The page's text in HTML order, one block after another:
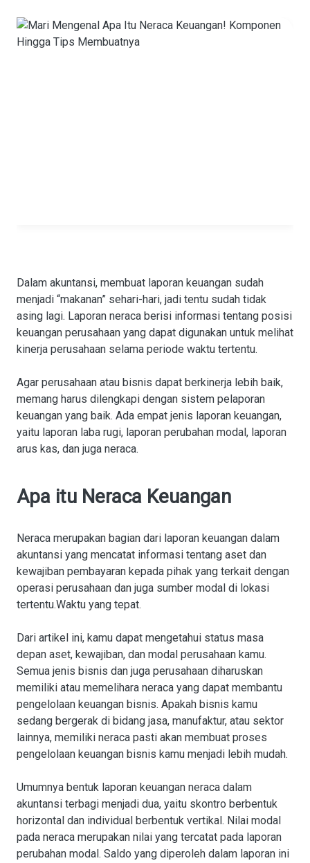
Dalam akuntansi, membuat laporan keuangan sudah
menjadi “makanan” sehari-hari, jadi tentu sudah tidak
asing lagi. Laporan neraca berisi informasi tentang posisi
keuangan perusahaan yang dapat digunakan untuk melihat
kinerja perusahaan selama periode waktu tertentu.
Agar perusahaan atau bisnis dapat berkinerja lebih baik,
memang harus dilengkapi dengan sistem pelaporan
keuangan yang baik. Ada empat jenis laporan keuangan,
yaitu laporan laba rugi, laporan perubahan modal, laporan
arus kas, dan juga neraca.
Apa itu Neraca Keuangan
Neraca merupakan bagian dari laporan keuangan dalam
akuntansi yang mencatat informasi tentang aset dan
kewajiban pembayaran kepada pihak yang terkait dengan
operasi perusahaan dan juga sumber modal di lokasi
tertentu.Waktu yang tepat.
Dari artikel ini, kamu dapat mengetahui status masa
depan aset, kewajiban, dan modal perusahaan kamu.
Semua jenis bisnis dan juga perusahaan diharuskan
memiliki atau memelihara neraca yang dapat membantu
pengelolaan keuangan bisnis. Apakah bisnis kamu
sedang bergerak di bidang jasa, manufaktur, atau sektor
lainnya, memiliki neraca pasti akan membuat proses
pengelolaan keuangan bisnis kamu menjadi lebih mudah.
Umumnya bentuk laporan keuangan neraca dalam
akuntansi terbagi menjadi dua, yaitu skontro berbentuk
horizontal dan individual berbentuk vertikal. Nilai modal
pada neraca merupakan nilai yang tercatat pada laporan
perubahan modal. Saldo yang diperoleh dalam laporan ini